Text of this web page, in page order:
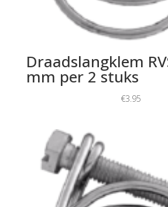
Draadslangklem
mm per 2 stuks
€3.95